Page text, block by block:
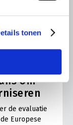
tonen
om
de evaluatie
Europese